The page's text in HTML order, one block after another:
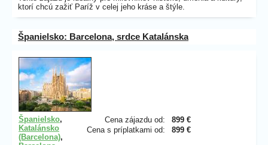
ktorí chcú zažiť Paríž v celej jeho kráse a štýle.
Španielsko: Barcelona, srdce Katalánska
Cena zájazdu od:
899 €
Cena s príplatkami od:
899 €
Španielsko,
Katalánsko
(Barcelona),